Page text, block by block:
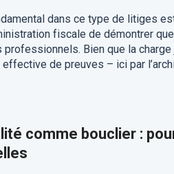
dans ce type de litiges
fiscale de démontrer
professionnels. Bien que la
effective de preuves – ici par
comme bouclier :